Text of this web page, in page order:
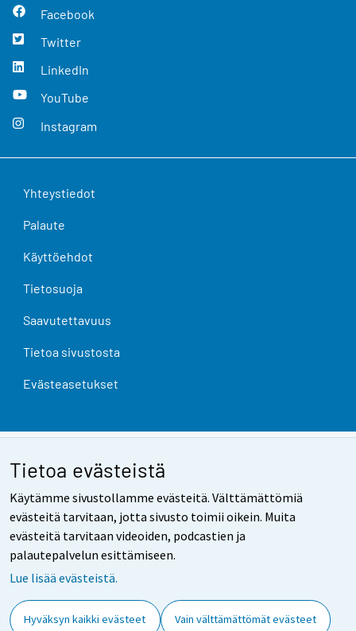
Tietoa evästeistä
Käytämme sivustollamme evästeitä. Välttämättömiä
evästeitä tarvitaan, jotta sivusto toimii oikein. Muita
evästeitä tarvitaan videoiden, podcastien ja
palautepalvelun esittämiseen.
Lue lisää evästeistä.
Hyväksyn kaikki evästeet Vain välttämättömät evästeet
Facebook
Twitter
LinkedIn
YouTube
Instagram
Yhteystiedot
Palaute
Käyttöehdot
Tietosuoja
Saavutettavuus
Tietoa sivustosta
Evästeasetukset